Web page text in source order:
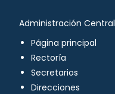
Administración Central
Página principal
Rectoría
Secretarios
Direcciones